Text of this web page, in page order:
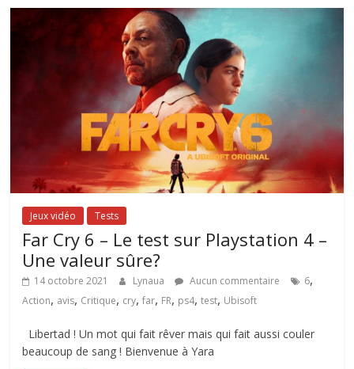
Jeux vidéo Tests
Far Cry 6 – Le test sur Playstation 4 –
Une valeur sûre?
14 octobre 2021 Lynaua Aucun commentaire 6,
Action, avis, Critique, cry,far, FR, ps4,test, Ubisoft
Libertad ! Un mot qui fait rêver mais qui fait aussi couler
beaucoup de sang ! Bienvenue à Yara